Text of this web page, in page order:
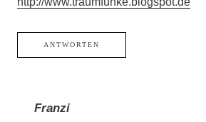
ANTWORTEN
Franzi